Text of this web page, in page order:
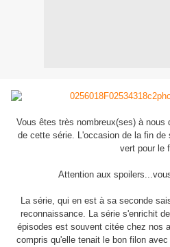
Vous êtes très nombreux(ses) à nous
de cette série. L'occasion de la fin de
vert pour le
Attention aux
La série, qui en est à sa seconde
reconnaissance. La série s'enrichit
épisodes est souvent citée chez nos
compris qu'elle tenait le bon filon